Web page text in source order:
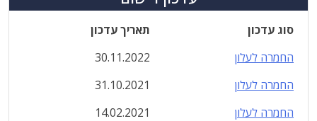
סוג עדכון
תאריך עדכון
החמרה לעלון
30.11.2022
החמרה לעלון
31.10.2021
החמרה לעלון
14.02.2021